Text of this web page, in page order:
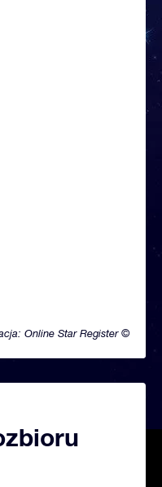
Online Star Register ©